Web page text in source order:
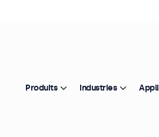
à 32 pouces
Ces moniteurs sont équipés d'une
muraux universels VESA. Les
les filtres
Produits Industries